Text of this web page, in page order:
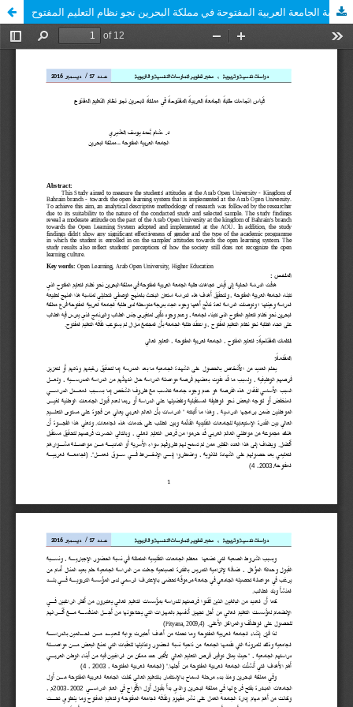
قياس اتجاهات طلبة الجامعة العربية المفتوحة في مملكة البحرين نجو نظام التعليم المفتوح